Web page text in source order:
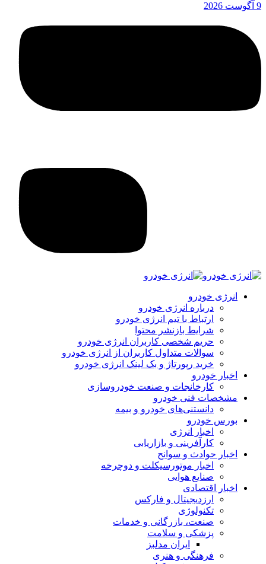
9 آگوست 2026
انرژی خودرو
درباره انرژی خودرو
ارتباط با تیم انرژی خودرو
شرایط بازنشر محتوا
حریم شخصی کاربران انرژی خودرو
سوالات متداول کاربران از انرژی خودرو
خرید رپورتاژ و بک لینک انرژی خودرو
اخبار خودرو
کارخانجات و صنعت خودروسازی
مشخصات فنی خودرو
دانستنی‌های خودرو و بیمه
بورس خودرو
اخبار انرژی
کارآفرینی و بازاریابی
اخبار حوادث و سوانح
اخبار موتورسیکلت و دوچرخه
صنایع هوایی
اخبار اقتصادی
ارزدیجیتال و فارکس
تکنولوژی
صنعت، بازرگانی و خدمات
پزشکی و سلامت
ایران مدلبز
فرهنگی و هنری